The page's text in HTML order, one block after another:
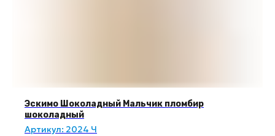
Эскимо Шоколадный Мальчик пломбир
шоколадный
Артикул: 2024 Ч